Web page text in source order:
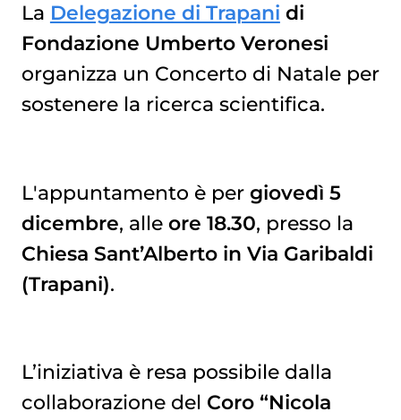
La Delegazione di Trapani di
Fondazione Umberto Veronesi
organizza un Concerto di Natale per
sostenere la ricerca scientifica.
L'appuntamento è per giovedì 5
dicembre, alleore 18.30, presso la
Chiesa Sant’Alberto in Via Garibaldi
(Trapani).
L’iniziativa è resa possibile dalla
collaborazione del Coro “Nicola